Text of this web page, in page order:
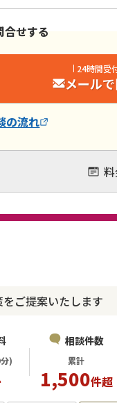
合せする
24時間受
メール
の流れ
ご提案いたします
)
相談件数
累計
1,500件超